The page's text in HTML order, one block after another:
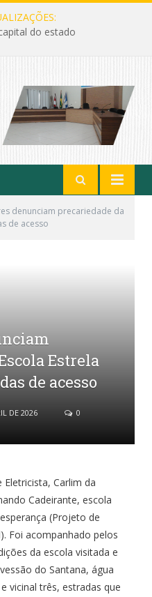
do estado
denunciam precariedade da
de acesso
Estrela
de acesso
DE 2026
0
Carlim da
Cadeirante, escola
(Projeto de
Foi acompanhado pelos
da escola visitada e
do Santana, água
vicinal três, estradas que